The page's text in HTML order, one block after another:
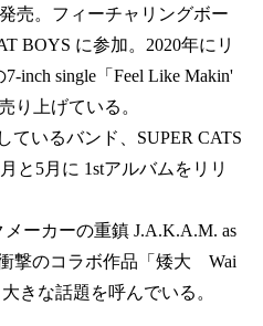
売。フィーチャリングボー
BOYS に参加。2020年にリ
inch single「Feel Like Makin'
り上げている。
いるバンド、SUPER CATS
と5月に 1stアルバムをリリ
ーカーの重鎮 J.A.K.A.M. as
撃のコラボ作品「矮大 Wai
きな話題を呼んでいる。